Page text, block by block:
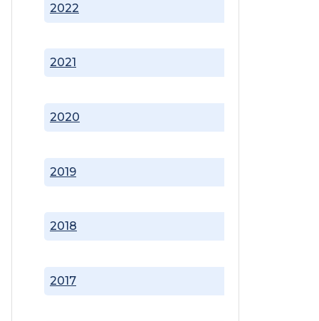
2017
2018
2019
2020
2021
2022